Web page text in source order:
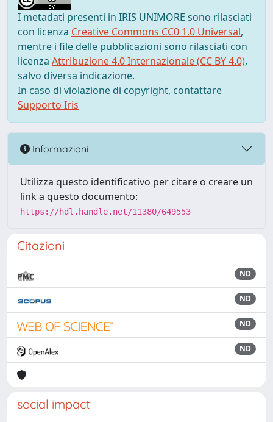
I metadati presenti in IRIS UNIMORE sono rilasciati
con licenza Creative Commons CC0 1.0 Universal,
mentre i file delle pubblicazioni sono rilasciati con
licenza Attribuzione 4.0 Internazionale (CC BY 4.0),
salvo diversa indicazione.
In caso di violazione di copyright, contattare
Supporto Iris
Informazioni
Utilizza questo identificativo per citare o creare un
link a questo documento:
https://hdl.handle.net/11380/649553
Citazioni
ND
ND
ND
ND
social impact